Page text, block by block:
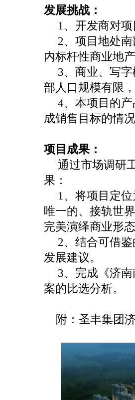
发展挑战：
1 、开发商对
2、项目地处
内标杆性商业地
3、商业、写
部人口规模有限
4、本项目的
成销售目标的情
项目成果：
通过市场调研
果：
1 、将项目定
唯一的、接轨世
完美演绎商业形
2、结合可借
发展建议。
3、完成《济
案的比选分析。
附：圣丰集团